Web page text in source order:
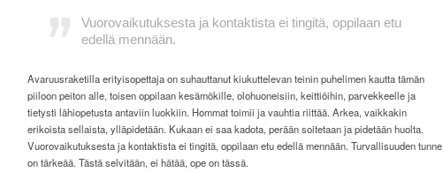
Vuorovaikutuksesta ja kontaktista ei tingitä, oppilaan etu
edellä mennään.
Avaruusraketilla erityisopettaja on suhauttanut kiukuttelevan teinin puhelimen kautta tämän
piiloon peiton alle, toisen oppilaan kesämökille, olohuoneisiin, keittiöihin, parvekkeelle ja
tietysti lähiopetusta antaviin luokkiin. Hommat toimii ja vauhtia riittää. Arkea, vaikkakin
erikoista sellaista, ylläpidetään. Kukaan ei saa kadota, perään soitetaan ja pidetään huolta.
Vuorovaikutuksesta ja kontaktista ei tingitä, oppilaan etu edellä mennään. Turvallisuuden tunne
on tärkeää. Tästä selvitään, ei hätää, ope on tässä.